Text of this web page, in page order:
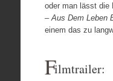
oder man lässt die
– Aus Dem Leben
einem das zu
Filmtrailer: